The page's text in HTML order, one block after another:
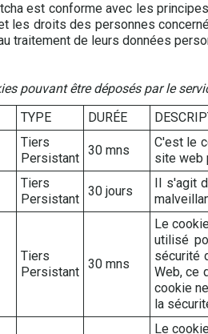
est conforme avec les
les droits des personnes
traitement de leurs données
pouvant être déposés par le
TYPE DURÉE
Tiers
Persistant
30 mns
C'est le
site web
Tiers
Persistant
30 jours
Il s'agit
Tiers
Persistant
30 mns
Le
utilisé
sécurité
Web, ce
cookie
la
Le